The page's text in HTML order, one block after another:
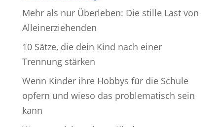
Mehr als nur Überleben: Die stille Last von
Alleinerziehenden
10 Sätze, die dein Kind nach einer
Trennung stärken
Wenn Kinder ihre Hobbys für die Schule
opfern und wieso das problematisch sein
kann